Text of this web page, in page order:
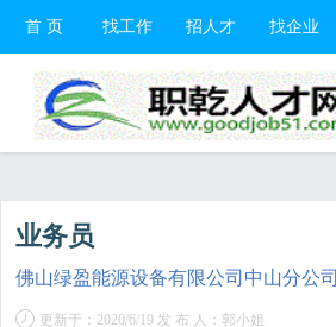
首 页 找工作 招人才 找企业
业务员
佛山绿盈能源设备有限公司中山分公司
更新于：2020/6/19 发 布 人：郭小姐